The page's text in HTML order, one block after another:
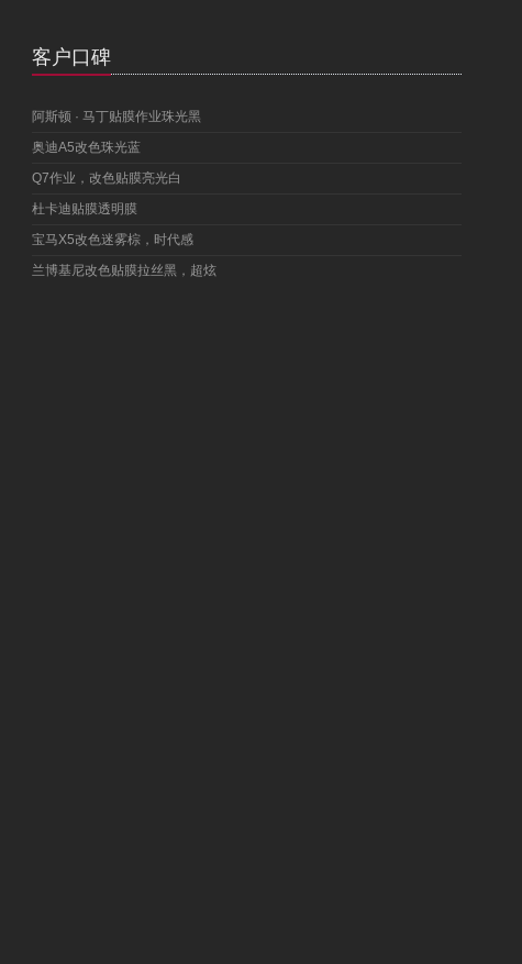
客户口碑
阿斯顿 · 马丁贴膜作业珠光黑
奥迪A5改色珠光蓝
Q7作业，改色贴膜亮光白
杜卡迪贴膜透明膜
宝马X5改色迷雾棕，时代感
兰博基尼改色贴膜拉丝黑，超炫